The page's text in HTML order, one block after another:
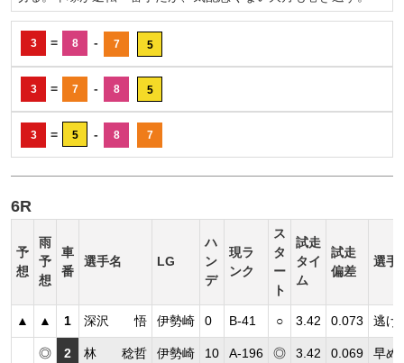
3 = 8 - 7 5
3 = 7 - 8 5
3 = 5 - 8 7
6R
予
想
雨
予
想
車
番
選手名 LG
ハ
ン
デ
現ラ
ンク
ス
タ
ー
ト
試走
タイ
ム
試走
偏差
選手
▲ ▲ 1 深沢 悟 伊勢崎 0 B-41 ○ 3.42 0.073 逃げ
◎ 2 林 稔哲 伊勢崎 10 A-196 ◎ 3.42 0.069 早め